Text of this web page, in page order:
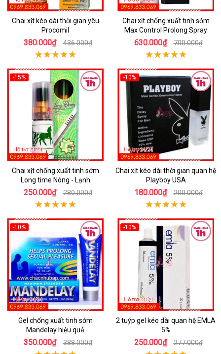
Chai xịt kéo dài thời gian yêu
Procomil
380.000₫ 436.000₫
Chai xịt chống xuất tinh sớm
Max Control Prolong Spray
630.000₫ 700.000₫
-15%
Chai xịt chống xuất tinh sớm
Long time Nóng - Lạnh
250.000₫ 280.000₫
-10%
Chai xịt kéo dài thời gian quan hệ
Playboy USA
180.000₫ 200.000₫
-10%
Gel chống xuất tinh sớm
Mandelay hiệu quả
350.000₫ 388.000₫
-10%
2 tuýp gel kéo dài quan hệ EMLA
5%
250.000₫ 277.000₫